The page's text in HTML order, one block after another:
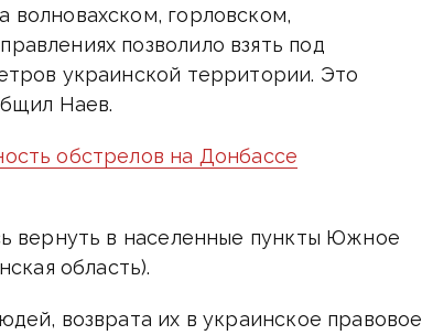
волновахском, горловском,
позволило взять под
украинской территории. Это
Наев.
обстрелов на Донбассе
вернуть в населенные пункты Южное
область).
возврата их в украинское правовое